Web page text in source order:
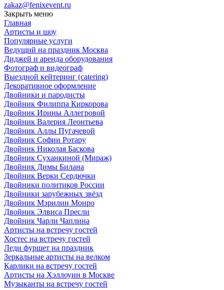
zakaz@fenixevent.ru
Закрыть меню
Главная
Артисты и шоу
Популярные услуги
Ведущий на праздник Москва
Диджей и аренда оборудования
Фотограф и видеограф
Выездной кейтеринг (catering)
Декоративное оформление
Двойники и пародисты
Двойник Филиппа Киркорова
Двойник Ирины Аллегровой
Двойник Валерия Леонтьева
Двойник Аллы Пугачевой
Двойник Софии Ротару
Двойник Николая Баскова
Двойник Суханкиной (Мираж)
Двойник Димы Билана
Двойник Верки Сердючки
Двойники политиков России
Двойники зарубежных звёзд
Двойник Мэрилин Монро
Двойник Элвиса Пресли
Двойник Чарли Чаплина
Артисты на встречу гостей
Хостес на встречу гостей
Леди фуршет на праздник
Зеркальные артисты на велком
Карлики на встречу гостей
Артисты на Хэллоуин в Москве
Музыканты на встречу гостей